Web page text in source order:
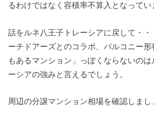
るわけではなく容積率不算入となってい
話をルネ八王子トレーシアに戻して・・
ーチドアーズとのコラボ、バルコニー
もあるマンション」っぽくならないのは
ーシアの強みと言えるでしょう。
周辺の分譲マンション相場を確認しまし